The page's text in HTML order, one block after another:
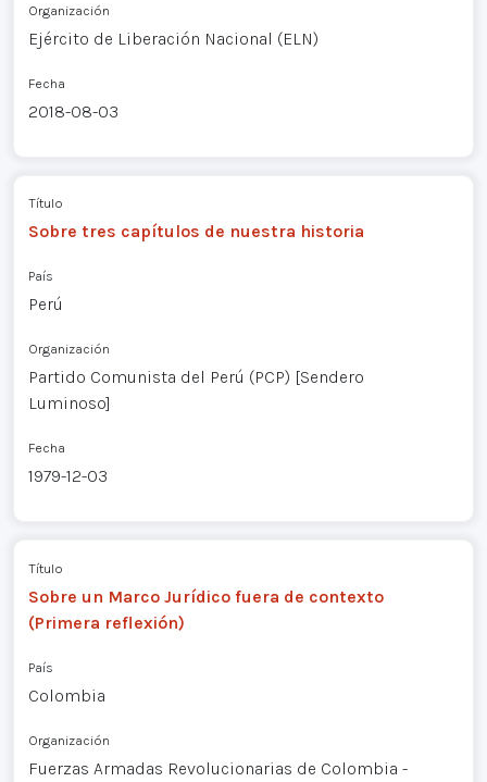
Organización
Ejército de Liberación Nacional (ELN)
Fecha
2018-08-03
Título
Sobre tres capítulos de nuestra historia
País
Perú
Organización
Partido Comunista del Perú (PCP) [Sendero
Luminoso]
Fecha
1979-12-03
Título
Sobre un Marco Jurídico fuera de contexto
(Primera reflexión)
País
Colombia
Organización
Fuerzas Armadas Revolucionarias de Colombia -